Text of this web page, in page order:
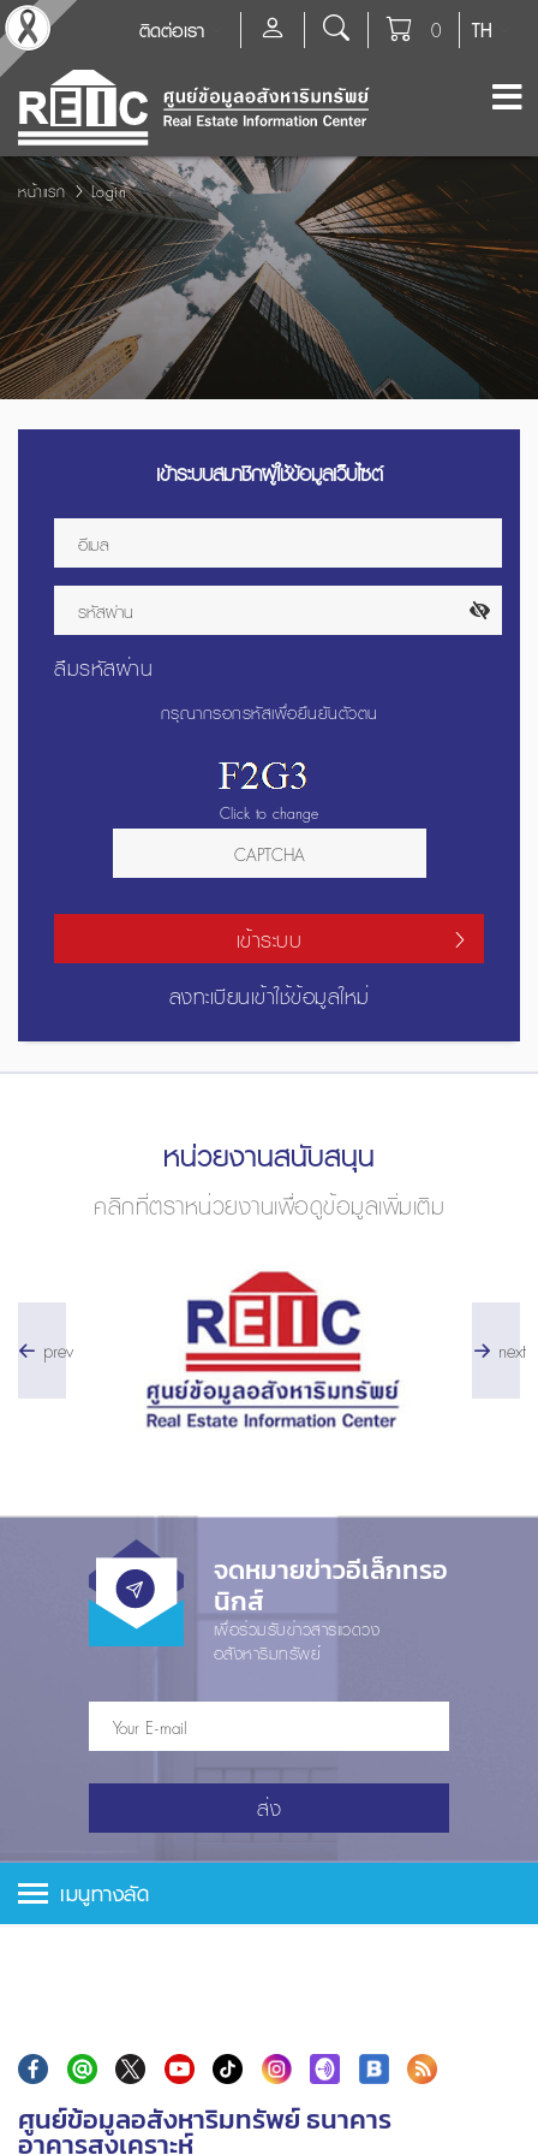
TH
0
ติดต่อเรา
หน้าแรก Login
เข้าระบบสมาชิกผู้ใช้ข้อมูลเว็บไซต์
ลืมรหัสผ่าน
กรุณากรอกรหัสเพื่อยืนยันตัวตน
Click to change
เข้าระบบ
ลงทะเบียนเข้าใช้ข้อมูลใหม่
หน่วยงานสนับสนุน
คลิกที่ตราหน่วยงานเพื่อดูข้อมูลเพิ่มเติม
prev next
จดหมายข่าวอีเล็กทรอ
นิกส์
เพื่อร่วมรับข่าวสารแวดวง
อสังหาริมทรัพย์
ส่ง
เมนูทางลัด
ศูนย์ข้อมูลอสังหาริมทรัพย์ ธนาคาร
อาคารสงเคราะห์